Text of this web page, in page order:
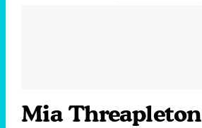
Mia Threapleton